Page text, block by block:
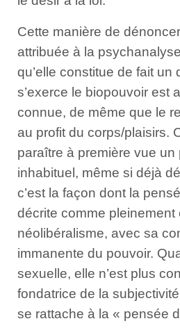
Cette manière de
attribuée à la
qu’elle constitue de fait un
s’exerce le biopouvoir est
connue, de même que le
au profit du corps/plaisirs.
paraître à première vue un
inhabituel, même si déjà
c’est la façon dont la
décrite comme
néolibéralisme, avec sa
immanente du pouvoir.
sexuelle, elle n’est plus
fondatrice de la
se rattache à la « pensée